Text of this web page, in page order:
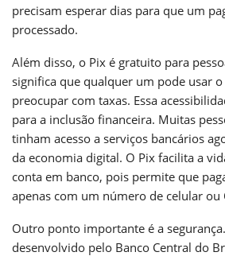
precisam esperar dias para que um
processado.
Além disso, o Pix é gratuito para
significa que qualquer um pode usar
preocupar com taxas. Essa
para a inclusão financeira. Muitas
tinham acesso a serviços bancários
da economia digital. O Pix facilita a
conta em banco, pois permite que
apenas com um número de celular ou
Outro ponto importante é a
desenvolvido pelo Banco Central do